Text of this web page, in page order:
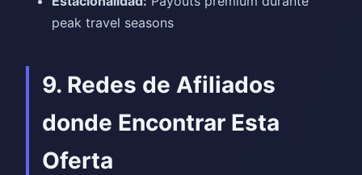
peak travel seasons
9. Redes de Afiliados
donde Encontrar Esta
Oferta